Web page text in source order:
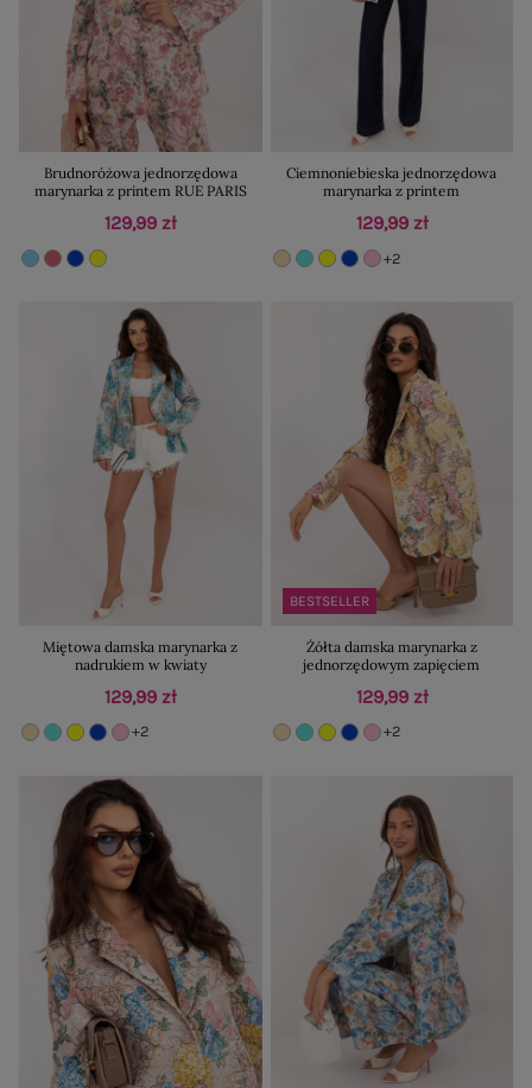
Brudnoróżowa jednorzędowa
marynarka z printem RUE PARIS
129,99 zł
Ciemnoniebieska jednorzędowa
marynarka z printem
129,99 zł
+2
Miętowa damska marynarka z
nadrukiem w kwiaty
129,99 zł
+2
BESTSELLER
Żółta damska marynarka z
jednorzędowym zapięciem
129,99 zł
+2